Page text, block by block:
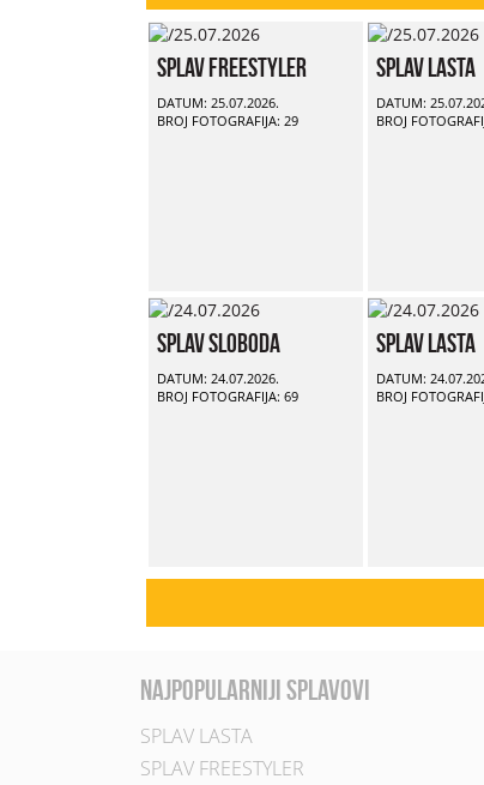
Splav Freestyler
DATUM: 25.07.2026.
BROJ FOTOGRAFIJA: 29
Splav Lasta
DATUM:
BROJ
Splav Sloboda
DATUM: 24.07.2026.
BROJ FOTOGRAFIJA: 69
Splav Lasta
DATUM:
BROJ
najpopularniji splavovi
SPLAV LASTA
SPLAV FREESTYLER